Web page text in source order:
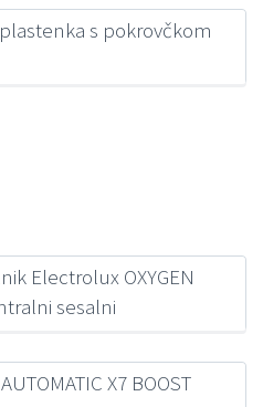
s pokrovčkom
Electrolux OXYGEN
sesalni
X7 BOOST